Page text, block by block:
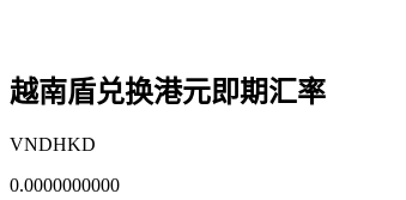
越南盾兑换港元即期汇率
VNDHKD
0.0000000000